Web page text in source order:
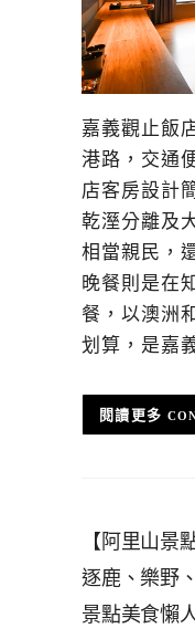
嘉義觀止飯
港路，交通
店客房設計
乾溼分離及
相當親民，
晚餐則是在
餐，以澳洲
划算，是嘉
【阿里山景
逐鹿、樂野
景點美食懶